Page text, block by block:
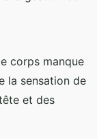
corps manque
la sensation de
et des